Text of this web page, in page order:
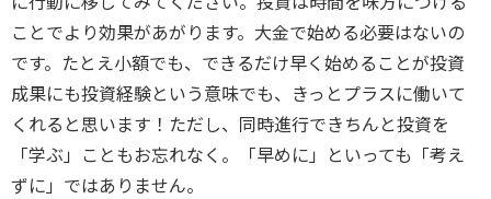
ことでより効果があがります。大金で始める必要はないの
です。たとえ小額でも、できるだけ早く始めることが投資
成果にも投資経験という意味でも、きっとプラスに働いて
くれると思います！ただし、同時進行できちんと投資を
「学ぶ」こともお忘れなく。「早めに」といっても「考え
ずに」ではありません。